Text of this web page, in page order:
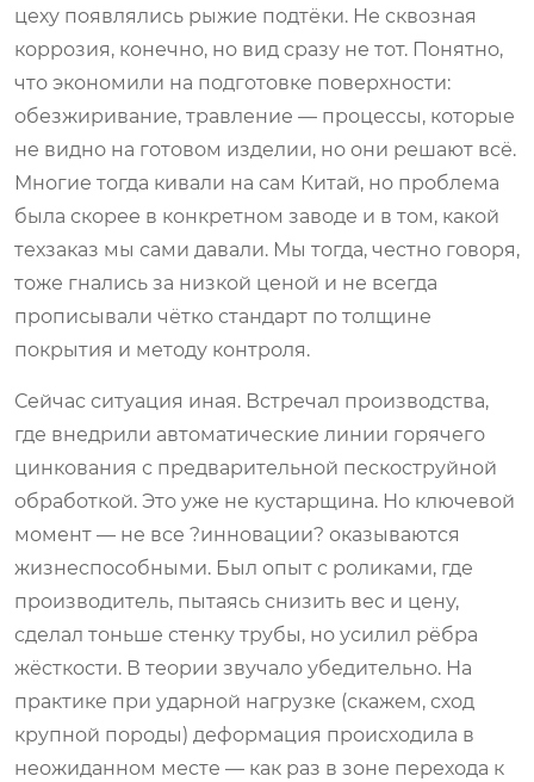
цеху появлялись рыжие подтёки. Не сквозная
коррозия, конечно, но вид сразу не тот. Понятно,
что экономили на подготовке поверхности:
обезжиривание, травление — процессы, которые
не видно на готовом изделии, но они решают всё.
Многие тогда кивали на сам Китай, но проблема
была скорее в конкретном заводе и в том, какой
техзаказ мы сами давали. Мы тогда, честно говоря,
тоже гнались за низкой ценой и не всегда
прописывали чётко стандарт по толщине
покрытия и методу контроля.
Сейчас ситуация иная. Встречал производства,
где внедрили автоматические линии горячего
цинкования с предварительной пескоструйной
обработкой. Это уже не кустарщина. Но ключевой
момент — не все ?инновации? оказываются
жизнеспособными. Был опыт с роликами, где
производитель, пытаясь снизить вес и цену,
сделал тоньше стенку трубы, но усилил рёбра
жёсткости. В теории звучало убедительно. На
практике при ударной нагрузке (скажем, сход
крупной породы) деформация происходила в
неожиданном месте — как раз в зоне перехода к